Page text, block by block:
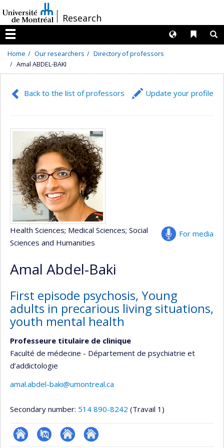
au
contenu
/Research
Menu
Liens
Langues
Home Our researchers
Directory of professors
Amal ABDEL-BAKI
Back to the list of professors Update your profile
For media
Health Sciences; Medical Sciences; Social
Sciences and Humanities
Amal Abdel-Baki
First episode psychosis, Young
adults in precarious living situations,
youth mental health
Professeure titulaire de clinique
Faculté de médecine - Département de psychiatrie et
d’addictologie
amal.abdel-baki@umontreal.ca
Secondary number: 514 890-8242 (Travail 1)